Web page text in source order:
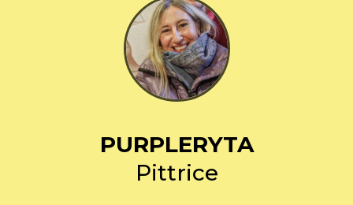
PURPLERYTA
Pittrice